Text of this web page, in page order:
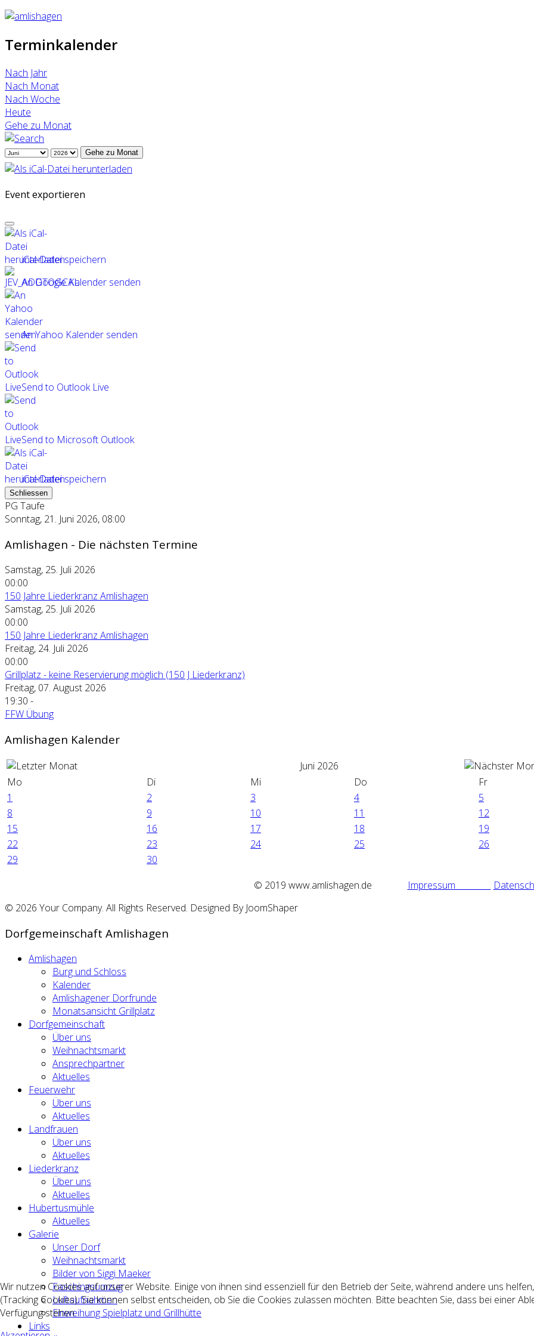
Terminkalender
Nach Jahr
Nach Monat
Nach Woche
Heute
Gehe zu Monat
Gehe zu Monat
Event exportieren
iCal-Datei speichern
An Google Kalender senden
An Yahoo Kalender senden
Send to Outlook Live
Send to Microsoft Outlook
iCal-Datei speichern
Schliessen
PG Taufe
Sonntag, 21. Juni 2026, 08:00
Amlishagen - Die nächsten Termine
Samstag, 25. Juli 2026
00:00
150 Jahre Liederkranz Amlishagen
Samstag, 25. Juli 2026
00:00
150 Jahre Liederkranz Amlishagen
Freitag, 24. Juli 2026
00:00
Grillplatz - keine Reservierung möglich (150 J Liederkranz)
Freitag, 07. August 2026
19:30 -
FFW Übung
Amlishagen Kalender
Juni 2026
Mo
Di Mi Do Fr
1
2 3 4 5
8
9 10 11 12
15
16 17 18 19
22
23 24 25 26
29
30
© 2019 www.amlishagen.de Impressum
© 2026 Your Company. All Rights Reserved. Designed By JoomShaper
Dorfgemeinschaft Amlishagen
Amlishagen
Burg und Schloss
Kalender
Amlishagener Dorfrunde
Monatsansicht Grillplatz
Dorfgemeinschaft
Über uns
Weihnachtsmarkt
Ansprechpartner
Aktuelles
Feuerwehr
Über uns
Aktuelles
Landfrauen
Über uns
Aktuelles
Liederkranz
Über uns
Aktuelles
Hubertusmühle
Aktuelles
Galerie
Unser Dorf
Weihnachtsmarkt
Bilder von Siggi Maeker
Faschingsumzug
Luftaufnahmen
Einweihung Spielplatz und Grillhütte
Links
Wir nutzen Cookies auf unserer Website. Einige von ihnen sind essenziell für den Betrieb der Seite, während andere uns
(Tracking Cookies). Sie können selbst entscheiden, ob Sie die Cookies zulassen möchten. Bitte beachten Sie, dass bei einer
Verfügung stehen.